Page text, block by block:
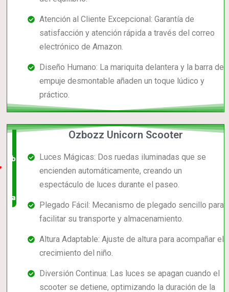
Atención al Cliente Excepcional: Garantía de
satisfacción y atención rápida a través del correo
electrónico de Amazon.
Diseño Humano: La mariquita delantera y la barra de
empuje desmontable añaden un toque lúdico y
práctico.
barato,
valorado!
Ozbozz Unicorn Scooter
Luces Mágicas: Dos ruedas iluminadas que se
encienden automáticamente, creando un
espectáculo de luces durante el paseo.
Plegado Fácil: Mecanismo de plegado sencillo para
facilitar su transporte y almacenamiento.
Altura Adaptable: Ajuste de altura para acompañar el
crecimiento del niño.
Diversión Continua: Las luces se apagan cuando el
scooter se detiene, optimizando la duración de la